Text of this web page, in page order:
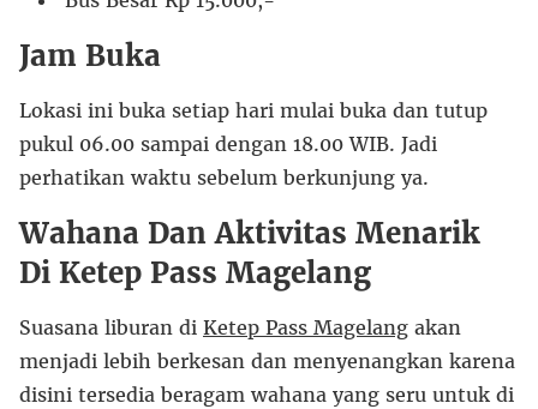
Jam Buka
Lokasi ini buka setiap hari mulai buka dan tutup
pukul 06.00 sampai dengan 18.00 WIB. Jadi
perhatikan waktu sebelum berkunjung ya.
Wahana Dan Aktivitas Menarik
Di Ketep Pass Magelang
Suasana liburan di Ketep Pass Magelang akan
menjadi lebih berkesan dan menyenangkan karena
disini tersedia beragam wahana yang seru untuk di